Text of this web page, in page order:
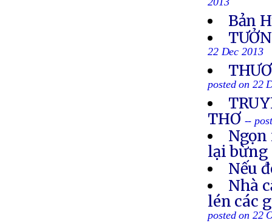
2013
Bản
22 Dec 2013
posted on 22
THƠ --
lại bừng
Nếu
Nhà
lén các
posted on 22